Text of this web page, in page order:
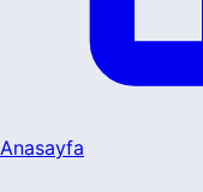
Anasayfa